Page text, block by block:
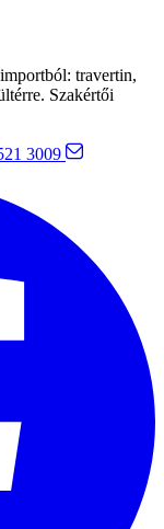
travertin,
Szakértői
3009